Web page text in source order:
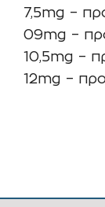
7,5mg –
09mg –
10,5mg –
12mg –